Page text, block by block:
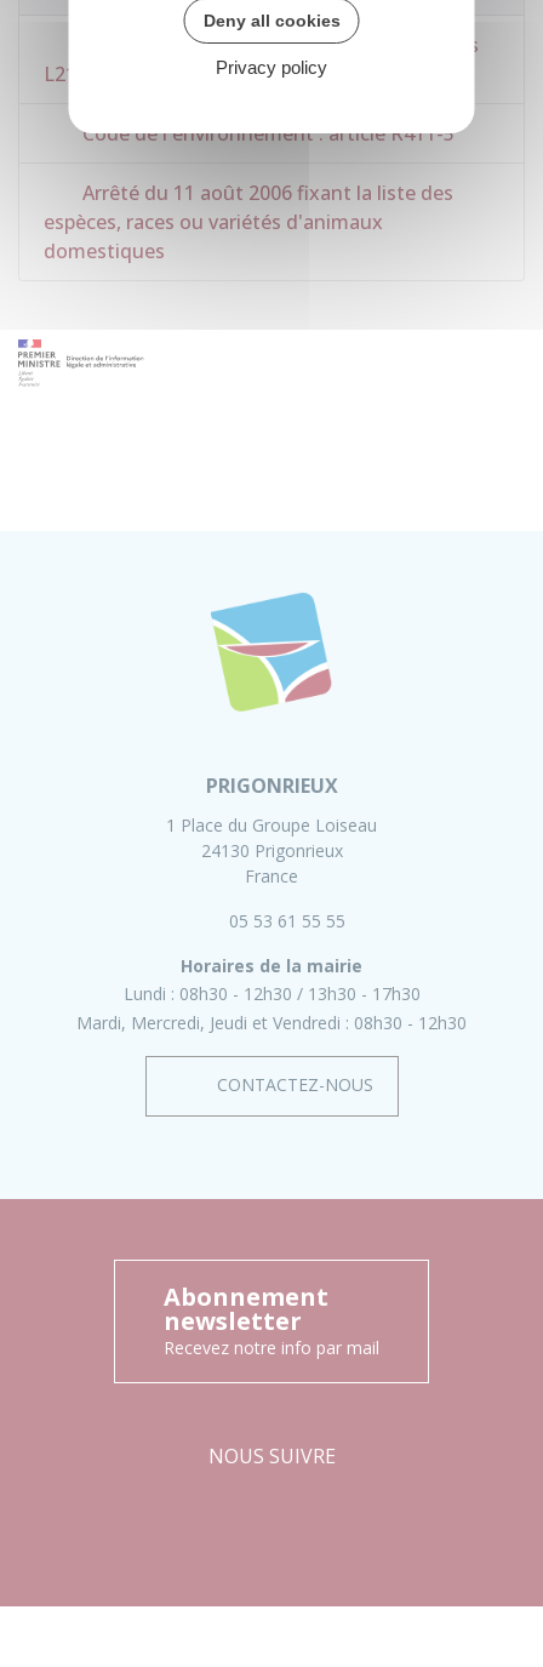
Code rural et de la pêche maritime : articles
L214-6 à L214-8-2
Code de l'environnement : article R411-5
Arrêté du 11 août 2006 fixant la liste des
espèces, races ou variétés d'animaux
domestiques
PRIGONRIEUX
1 Place du Groupe Loiseau
24130 Prigonrieux
France
05 53 61 55 55
Horaires de la mairie
Lundi : 08h30 - 12h30
13h30 - 17h30
Mardi, Mercredi, Jeudi et Vendredi : 08h30 - 12h30
CONTACTEZ-NOUS
Abonnement
newsletter
Recevez notre info par mail
NOUS SUIVRE
Deny all cookies
Privacy policy